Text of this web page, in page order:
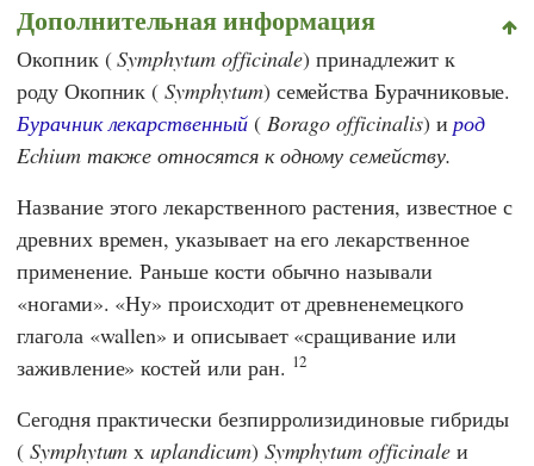
Дополнительная информация
Окопник (Symphytum officinale) принадлежит к
роду Окопник (Symphytum) семейства Бурачниковые.
Бурачник лекарственный( Borago officinalis) и род
Echium также относятся к одному семейству.
Название этого лекарственного растения, известное с
древних времен, указывает на его лекарственное
применение. Раньше кости обычно называли
«ногами». «Ну» происходит от древненемецкого
глагола «wallen» и описывает «сращивание или
заживление» костей или ран. 12
Сегодня практически безпирролизидиновые гибриды
( Symphytum xuplandicum) Symphytum officinaleи